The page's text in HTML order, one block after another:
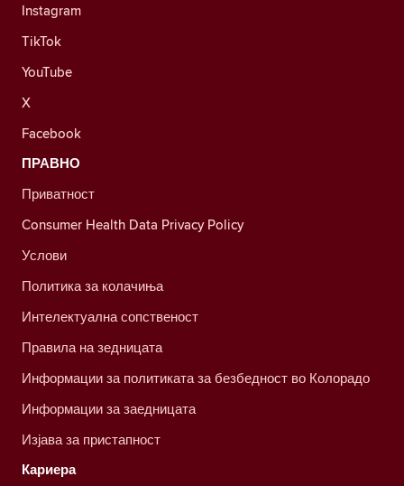
Instagram
TikTok
YouTube
X
Facebook
ПРАВНО
Приватност
Consumer Health Data Privacy Policy
Услови
Политика за колачиња
Интелектуална сопственост
Правила на зедницата
Информации за политиката за безбедност во Колорадо
Информации за заедницата
Изјава за пристапност
Кариера